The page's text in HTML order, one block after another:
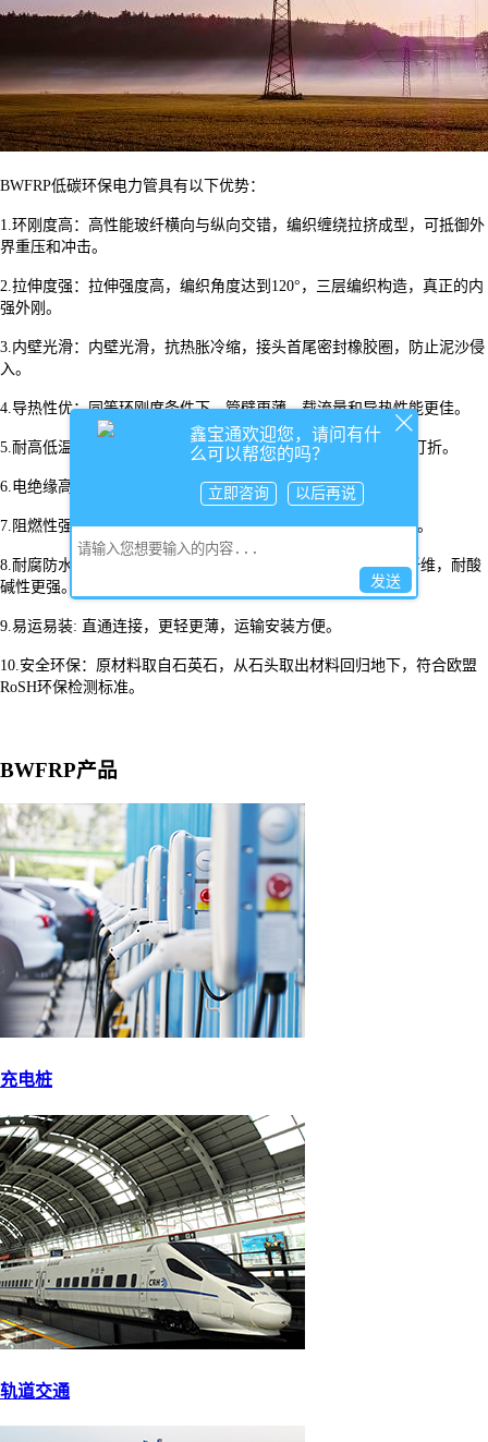
BWFRP低碳环保电力管具有以下优势：
1.环刚度高：高性能玻纤横向与纵向交错，编织缠绕拉挤成型，可抵御外
界重压和冲击。
2.拉伸度强：拉伸强度高，编织角度达到120°，三层编织构造，真正的内
强外刚。
3.内壁光滑：内壁光滑，抗热胀冷缩，接头首尾密封橡胶圈，防止泥沙侵
入。
4.导热性优：同等环刚度条件下，管壁更薄，载流量和导热性能更佳。
5.耐高低温：-50℃-200℃环境下，不变形不受损，强韧性能不打折。
6.电绝缘高：高性能无碱玻璃纤维，高性能树脂，绝缘性能高。
7.阻燃性强：氧指数≥28，超过行业标准，遇火完全不会被点燃。
8.耐腐防水：高温高压成型，强耐水，高性能树脂&无碱玻璃纤维，耐酸
碱性更强。
9.易运易装: 直通连接，更轻更薄，运输安装方便。
10.安全环保：原材料取自石英石，从石头取出材料回归地下，符合欧盟
RoSH环保检测标准。
BWFRP产品
充电桩
轨道交通
鑫宝通欢迎您，请问有什
么可以帮您的吗？
立即咨询 以后再说
发送